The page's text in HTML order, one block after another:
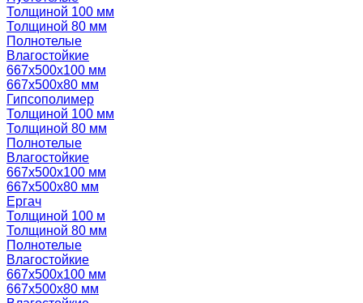
Толщиной 100 мм
Толщиной 80 мм
Полнотелые
Влагостойкие
667х500х100 мм
667х500х80 мм
Гипсополимер
Толщиной 100 мм
Толщиной 80 мм
Полнотелые
Влагостойкие
667х500х100 мм
667х500х80 мм
Ергач
Толщиной 100 м
Толщиной 80 мм
Полнотелые
Влагостойкие
667х500х100 мм
667х500х80 мм